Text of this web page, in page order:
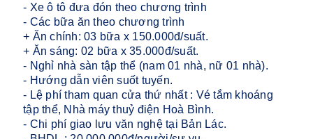
- Xe ô tô đưa đón theo chương trình
- Các bữa ăn theo chương trình
+ Ăn chính: 03 bữa x 150.000đ/suất.
+ Ăn sáng: 02 bữa x 35.000đ/suất.
- Nghỉ nhà sàn tập thể (nam 01 nhà, nữ 01 nhà).
- Hướng dẫn viên suốt tuyến.
- Lệ phí tham quan cửa thứ nhất : Vé tắm khoáng
tập thể, Nhà máy thuỷ điện Hoà Bình.
- Chi phí giao lưu văn nghệ tại Bản Lác.